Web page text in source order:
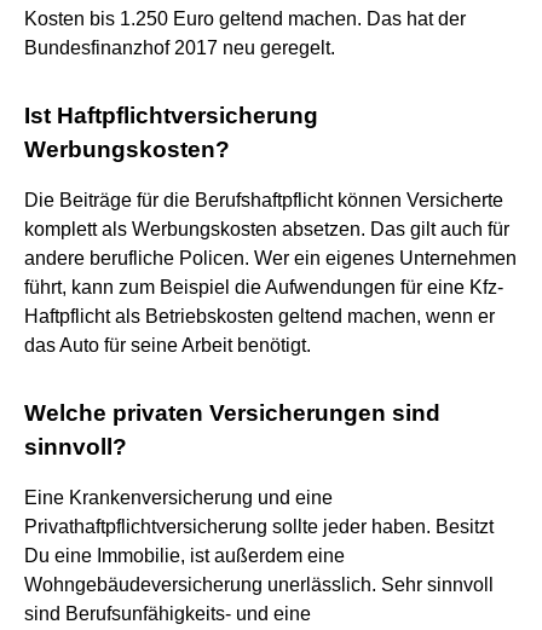
Kosten bis 1.250 Euro geltend machen. Das hat der
Bundesfinanzhof 2017 neu geregelt.
Ist Haftpflichtversicherung
Werbungskosten?
Die Beiträge für die Berufshaftpflicht können Versicherte
komplett als Werbungskosten absetzen. Das gilt auch für
andere berufliche Policen. Wer ein eigenes Unternehmen
führt, kann zum Beispiel die Aufwendungen für eine Kfz-
Haftpflicht als Betriebskosten geltend machen, wenn er
das Auto für seine Arbeit benötigt.
Welche privaten Versicherungen sind
sinnvoll?
Eine Krankenversicherung und eine
Privathaftpflichtversicherung sollte jeder haben. Besitzt
Du eine Immobilie, ist außerdem eine
Wohngebäudeversicherung unerlässlich. Sehr sinnvoll
sind Berufsunfähigkeits- und eine